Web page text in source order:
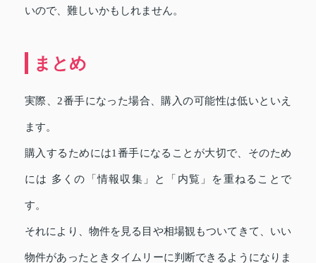
いので、難しいかもしれません。
まとめ
実際、2番手になった場合、購入の可能性は低いといえ
ます。
購入するためには1番手になることが大切で、そのため
には 多くの「情報収集」と「内覧」を重ねることで
す。
それにより、物件を見る目や相場観もついてきて、いい
物件があったときタイムリーに判断できるようになりま